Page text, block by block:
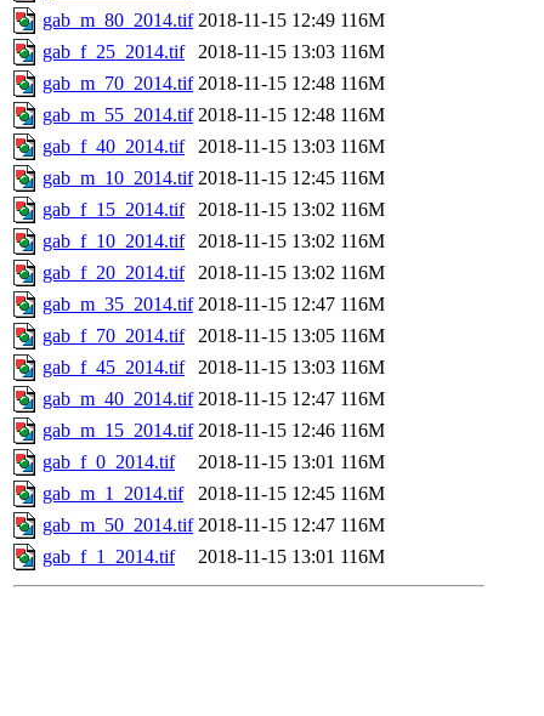
gab_m_80_2014.tif 2018-11-15 12:49 116M
gab_f_25_2014.tif
2018-11-15 13:03 116M
gab_m_70_2014.tif 2018-11-15 12:48 116M
gab_m_55_2014.tif 2018-11-15 12:48 116M
gab_f_40_2014.tif
2018-11-15 13:03 116M
gab_m_10_2014.tif 2018-11-15 12:45 116M
gab_f_15_2014.tif
2018-11-15 13:02 116M
gab_f_10_2014.tif
2018-11-15 13:02 116M
gab_f_20_2014.tif
2018-11-15 13:02 116M
gab_m_35_2014.tif 2018-11-15 12:47 116M
gab_f_70_2014.tif
2018-11-15 13:05 116M
gab_f_45_2014.tif
2018-11-15 13:03 116M
gab_m_40_2014.tif 2018-11-15 12:47 116M
gab_m_15_2014.tif 2018-11-15 12:46 116M
gab_f_0_2014.tif
2018-11-15 13:01 116M
gab_m_1_2014.tif
2018-11-15 12:45 116M
gab_m_50_2014.tif 2018-11-15 12:47 116M
gab_f_1_2014.tif
2018-11-15 13:01 116M